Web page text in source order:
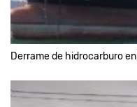
Derrame de hidrocarburo